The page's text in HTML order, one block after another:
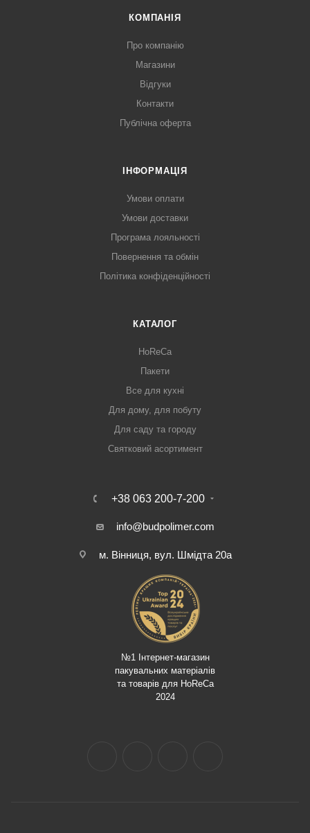
КОМПАНІЯ
Про компанію
Магазини
Відгуки
Контакти
Публічна оферта
ІНФОРМАЦІЯ
Умови оплати
Умови доставки
Програма лояльності
Повернення та обмін
Політика конфіденційності
КАТАЛОГ
HoReCa
Пакети
Все для кухні
Для дому, для побуту
Для саду та городу
Святковий асортимент
+38 063 200-7-200
info@budpolimer.com
м. Вінниця, вул. Шмідта 20а
№1 Інтернет-магазин
пакувальних матеріалів
та товарів для HoReCa
2024